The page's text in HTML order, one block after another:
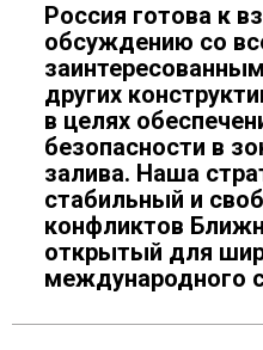
Россия готова к
обсуждению со
других
в целях
безопасности в
залива. Наша
стабильный и
конфликтов
открытый для
международного